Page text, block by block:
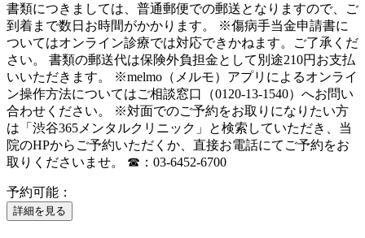
書類につきましては、普通郵便での郵送となりますので、ご
到着まで数日お時間がかかります。 ※傷病手当金申請書に
ついてはオンライン診療では対応できかねます。ご了承くだ
さい。 書類の郵送代は保険外負担金として別途210円お支払
いいただきます。 ※melmo（メルモ）アプリによるオンライ
ン操作方法についてはご相談窓口（0120-13-1540）へお問い
合わせください。 ※対面でのご予約をお取りになりたい方
は「渋谷365メンタルクリニック」と検索していただき、当
院のHPからご予約いただくか、直接お電話にてご予約をお
取りくださいませ。 ☎：03-6452-6700
予約可能：
詳細を見る